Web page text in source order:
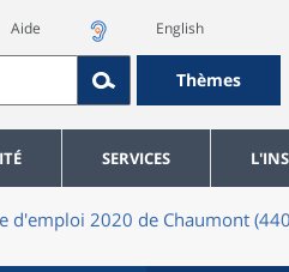
Aide English
Thèmes
SERVICES
d'emploi 2020 de Chaumont